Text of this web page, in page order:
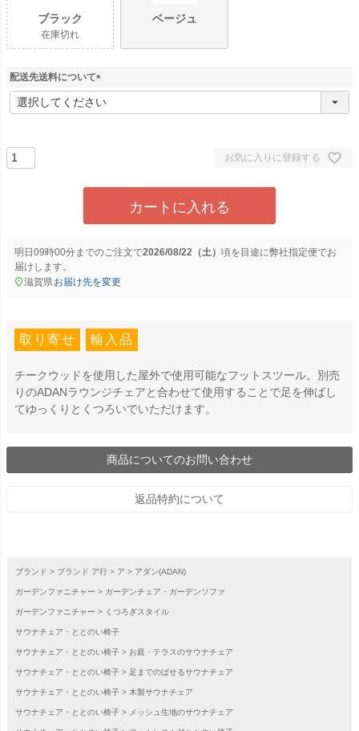
ブラック
在庫切れ
ベージュ
配送先送料について
(
必
お気に入りに登録する
カートに入れる
明日09時00分までのご注文で2026/08/22（土） に弊社指定便でお
届けします。
滋賀県 お届け先を変更
取り寄せ 輸入品
チークウッドを使用した屋外で使用可能なフットスツール。別売
りのADANラウンジチェアと合わせて使用することで足を伸ばし
てゆっくりとくつろいでいただけます。
商品についてのお問い合わせ
返品特約について
ブランド ブランド ア行 ア アダン(ADAN)
ガーデンファニチャー ガーデンチェア・ガーデンソファ
ガーデンファニチャー くつろぎスタイル
サウナチェア・ととのい椅子
サウナチェア・ととのい椅子 お庭・テラスのサウナチェア
サウナチェア・ととのい椅子 足までのばせるサウナチェア
サウナチェア・ととのい椅子 木製サウナチェア
サウナチェア・ととのい椅子 メッシュ生地のサウナチェア